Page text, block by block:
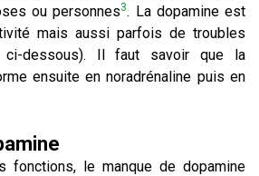
ou personnes3. La dopamine est
mais aussi parfois de troubles
ci-dessous). Il faut savoir que la
ensuite en noradrénaline puis en
fonctions, le manque de dopamine